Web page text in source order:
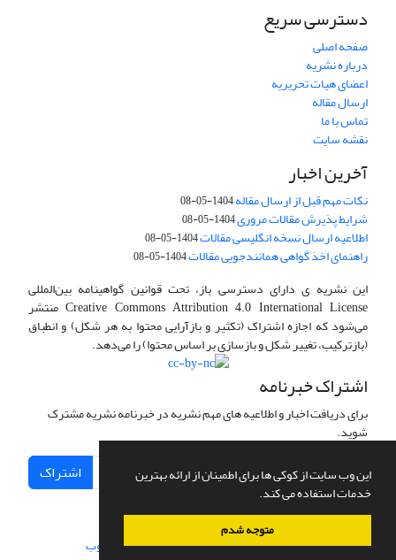
این وب سایت از کوکی ها برای اطمینان از ارائه بهترین
خدمات استفاده می کند.
متوجه شدم
دسترسی سریع
صفحه اصلی
درباره نشریه
اعضای هیات تحریریه
ارسال مقاله
تماس با ما
نقشه سایت
آخرین اخبار
نکات مهم قبل از ارسال مقاله1404-05-08
شرایط پذیرش مقالات مروری1404-05-08
اطلاعیه ارسال نسخه انگلیسی مقالات1404-05-08
راهنمای اخذ گواهی همانندجویی مقالات1404-05-08
این نشریه ی دارای دسترسی باز، تحت قوانین گواهینامه بین‌المللی
Creative Commons Attribution 4.0 International License منتشر
می‌شود که اجازه اشتراک (تکثیر و بازآرایی محتوا به هر شکل) و انطباق
(بازترکیب، تغییر شکل و بازسازی بر اساس محتوا) را می‌دهد.
اشتراک خبرنامه
برای دریافت اخبار و اطلاعیه های مهم نشریه در خبرنامه نشریه مشترک
شوید.
اشتراک
سامانه مدیریت نشریات علمی.طراحی و پیاده سازی از سیناوب